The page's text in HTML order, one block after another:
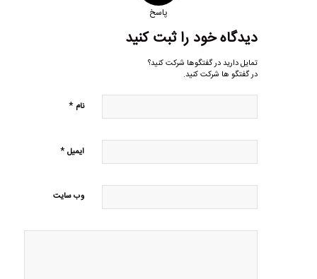
پاسخ
دیدگاه خود را ثبت کنید
تمایل دارید در گفتگوها شرکت کنید؟
در گفتگو ها شرکت کنید.
نام *
ایمیل*
وب‌ سایت